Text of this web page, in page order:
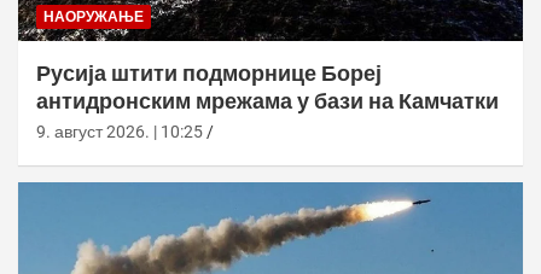
НАОРУЖАЊЕ
Русија штити подморнице Бореј
антидронским мрежама у бази на Камчатки
9. август 2026. | 10:25